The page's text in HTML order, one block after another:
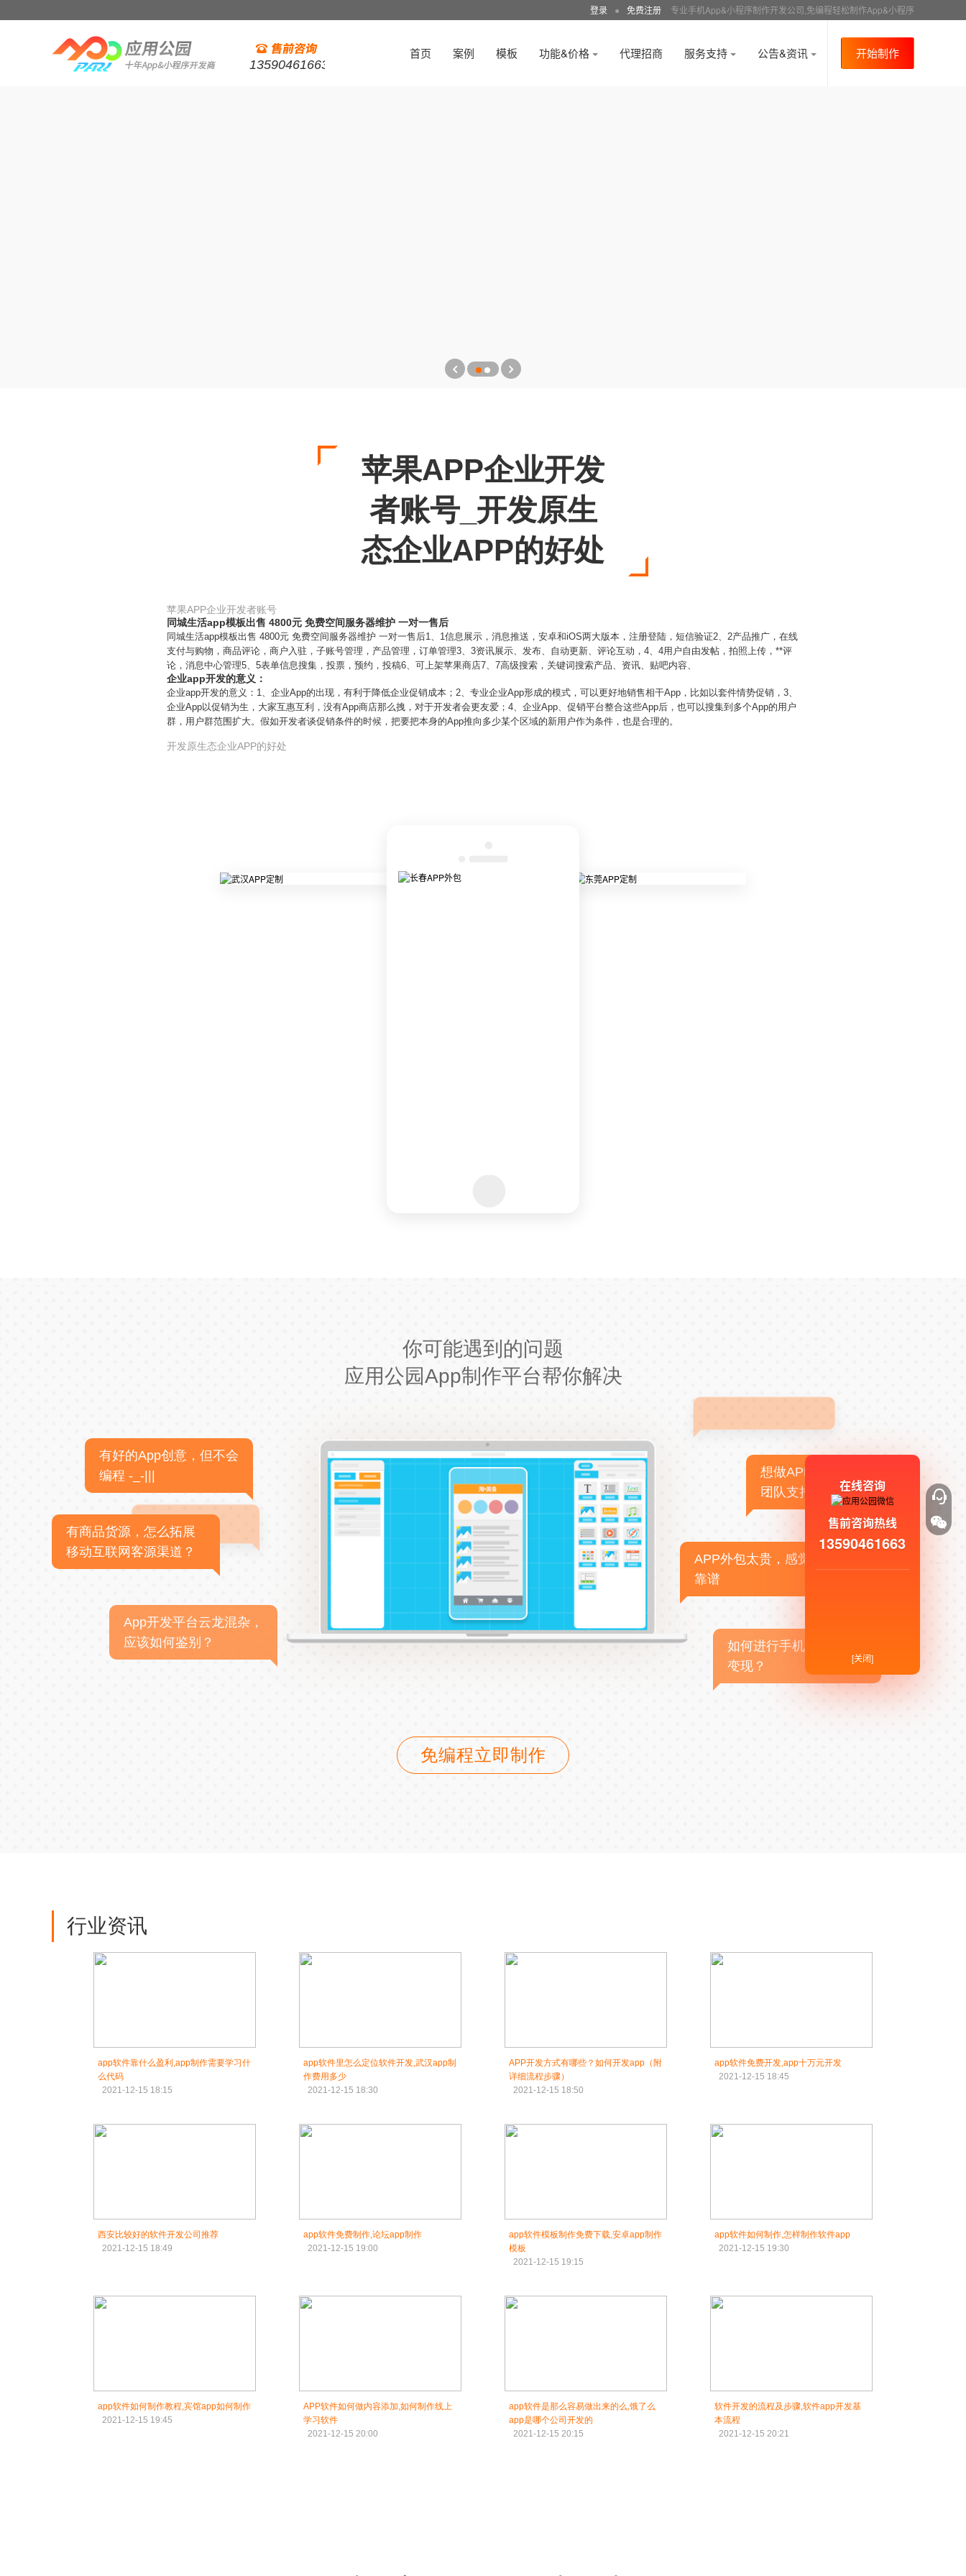
登录 ● 免费注册 专业手机App&小程序制作开发公司,免编程轻松制作App&小程序
13590461663
首页 案例 模板 功能&价格 代理招商 服务支持 公告&资讯 开始制作
苹果APP企业开发
者账号_开发原生
态企业APP的好处
苹果APP企业开发者账号
同城生活app模板出售 4800元 免费空间服务器维护 一对一售后
同城生活app模板出售 4800元 免费空间服务器维护 一对一售后1、1信息展示，消息推送，安卓和iOS两大版本，注册登陆，短信验证2、2产品推广，在线
支付与购物，商品评论，商户入驻，子账号管理，产品管理，订单管理3、3资讯展示、发布、自动更新、评论互动，4、4用户自由发帖，拍照上传，**评
论，消息中心管理5、5表单信息搜集，投票，预约，投稿6、可上架苹果商店7、7高级搜索，关键词搜索产品、资讯、贴吧内容、
企业app开发的意义：
企业app开发的意义：1、企业App的出现，有利于降低企业促销成本；2、专业企业App形成的模式，可以更好地销售相干App，比如以套件情势促销，3、
企业App以促销为生，大家互惠互利，没有App商店那么拽，对于开发者会更友爱；4、企业App、促销平台整合这些App后，也可以搜集到多个App的用户
群，用户群范围扩大。假如开发者谈促销条件的时候，把要把本身的App推向多少某个区域的新用户作为条件，也是合理的。
开发原生态企业APP的好处
你可能遇到的问题
应用公园App制作平台帮你解决
有好的App创意，但不会
编程 -_-|||
有商品货源，怎么拓展
移动互联网客源渠道？
App开发平台云龙混杂，
应该如何鉴别？
想做APP，但没有技术
团队支持
APP外包太贵，感觉不
靠谱
如何进行手机APP商业
变现？
免编程立即制作
行业资讯
app软件靠什么盈利,app制作需要学习什
么代码
2021-12-15 18:15
app软件里怎么定位软件开发,武汉app制
作费用多少
2021-12-15 18:30
APP开发方式有哪些？如何开发app（附
详细流程步骤）
2021-12-15 18:50
app软件免费开发,app十万元开发
2021-12-15 18:45
西安比较好的软件开发公司推荐
2021-12-15 18:49
app软件免费制作,论坛app制作
2021-12-15 19:00
app软件模板制作免费下载,安卓app制作
模板
2021-12-15 19:15
app软件如何制作,怎样制作软件app
2021-12-15 19:30
app软件如何制作教程,宾馆app如何制作
2021-12-15 19:45
APP软件如何做内容添加,如何制作线上
学习软件
2021-12-15 20:00
app软件是那么容易做出来的么,饿了么
app是哪个公司开发的
2021-12-15 20:15
软件开发的流程及步骤,软件app开发基
本流程
2021-12-15 20:21
在线咨询
售前咨询热线
13590461663
[关闭]